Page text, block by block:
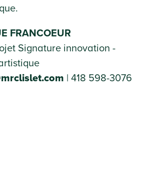
FRANCOEUR
Signature innovation -
| 418 598-3076